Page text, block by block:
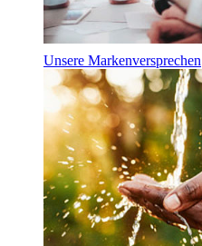
Unsere Markenversprechen